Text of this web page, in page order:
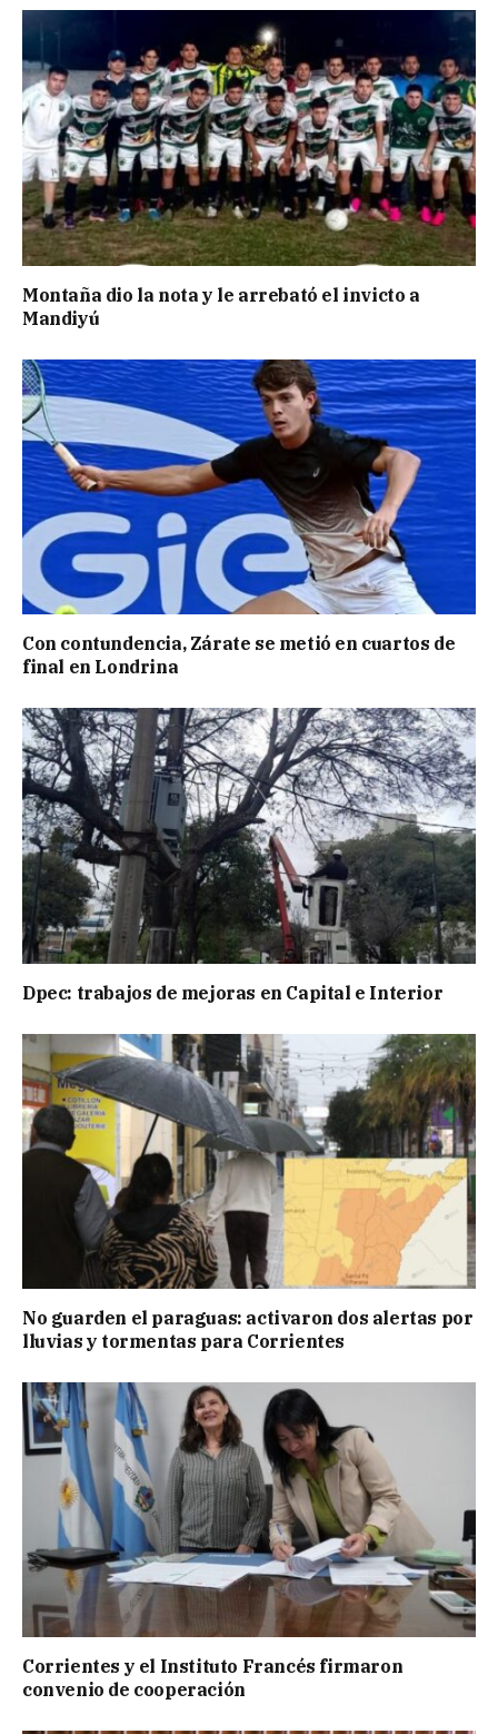
Montaña dio la nota y le arrebató el invicto a
Mandiyú
Con contundencia, Zárate se metió en cuartos de
final en Londrina
Dpec: trabajos de mejoras en Capital e Interior
No guarden el paraguas: activaron dos alertas por
lluvias y tormentas para Corrientes
Corrientes y el Instituto Francés firmaron
convenio de cooperación